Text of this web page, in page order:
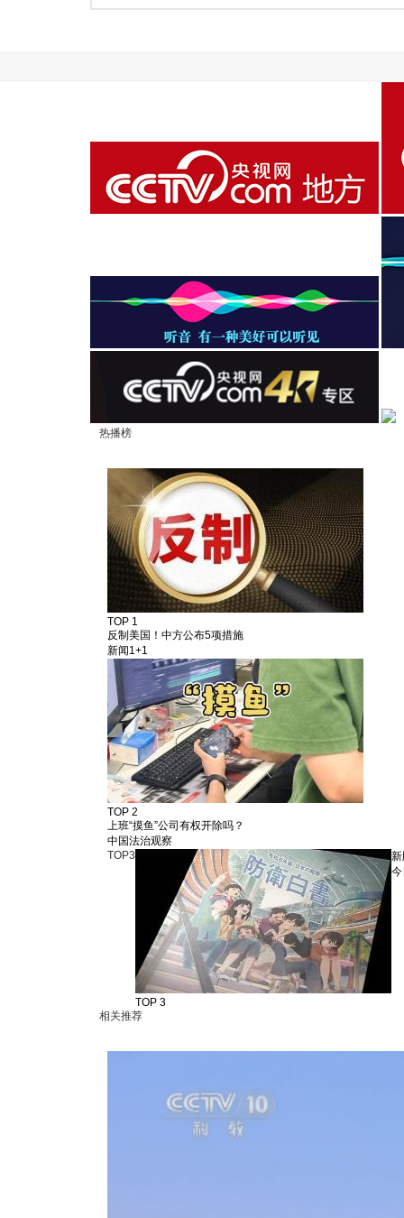
热播榜
TOP 1
反制美国！中方公布5项措施
新闻1+1
TOP 2
上班“摸鱼”公司有权开除吗？
中国法治观察
TOP3
TOP 3
相关推荐